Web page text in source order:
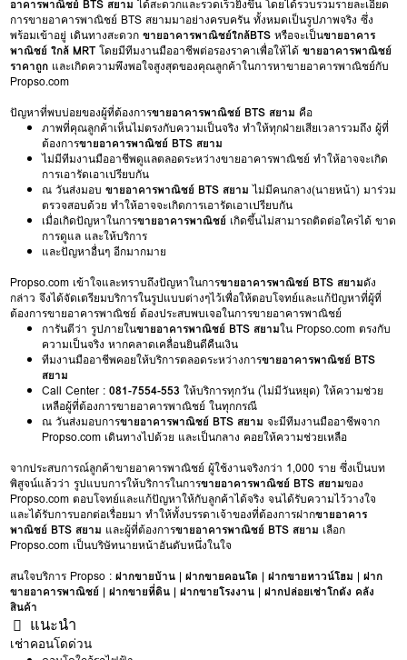
อาคารพาณิชย์ BTS สยาม ได้สะดวกและรวดเร็วยิ่งขึ้น โดยได้รวบรวมรายละเอียด
การขายอาคารพาณิชย์ BTS สยามมาอย่างครบครัน ทั้งหมดเป็นรูปภาพจริง ซึ่ง
พร้อมเข้าอยู่ เดินทางสะดวกขายอาคารพาณิชย์ใกล้BTS หรือจะเป็นขายอาคาร
พาณิชย์ ใกล้ MRT โดยมีทีมงานมืออาชีพต่อรองราคาเพื่อให้ได้ขายอาคารพาณิชย์
ราคาถูก และเกิดความพึงพอใจสูงสุดของคุณลูกค้าในการหาขายอาคารพาณิชย์กับ
Propso.com
ปัญหาที่พบบ่อยของผู้ที่ต้องการขายอาคารพาณิชย์ BTS สยาม คือ
ภาพที่คุณลูกค้าเห็นไม่ตรงกับความเป็นจริง ทำให้ทุกฝ่ายเสียเวลารวมถึง ผู้ที่
ต้องการขายอาคารพาณิชย์ BTS สยาม
ไม่มีทีมงานมืออาชีพดูแลตลอดระหว่างขายอาคารพาณิชย์ ทำให้อาจจะเกิด
การเอารัดเอาเปรียบกัน
ณ วันส่งมอบขายอาคารพาณิชย์ BTS สยาม ไม่มีคนกลาง(นายหน้า) มาร่วม
ตรวจสอบด้วย ทำให้อาจจะเกิดการเอารัดเอาเปรียบกัน
เมื่อเกิดปัญหาในการขายอาคารพาณิชย์ เกิดขึ้นไม่สามารถติดต่อใครได้ ขาด
การดูแล และให้บริการ
และปัญหาอื่นๆ อีกมากมาย
Propso.com เข้าใจและทราบถึงปัญหาในการขายอาคารพาณิชย์ BTS สยามดัง
กล่าว จึงได้จัดเตรียมบริการในรูปแบบต่างๆไว้เพื่อให้ตอบโจทย์และแก้ปัญหาที่ผู้ที่
ต้องการขายอาคารพาณิชย์ ต้องประสบพบเจอในการขายอาคารพาณิชย์
การันตีว่า รูปภายในขายอาคารพาณิชย์ BTS สยามใน Propso.com ตรงกับ
ความเป็นจริง หากคลาดเคลื่อนยินดีคืนเงิน
ทีมงานมืออาชีพคอยให้บริการตลอดระหว่างการขายอาคารพาณิชย์ BTS
สยาม
Call Center :081-7554-553 ให้บริการทุกวัน (ไม่มีวันหยุด) ให้ความช่วย
เหลือผู้ที่ต้องการขายอาคารพาณิชย์ ในทุกกรณี
ณ วันส่งมอบการขายอาคารพาณิชย์ BTS สยาม จะมีทีมงานมืออาชีพจาก
Propso.com เดินทางไปด้วย และเป็นกลาง คอยให้ความช่วยเหลือ
จากประสบการณ์ลูกค้าขายอาคารพาณิชย์ ผู้ใช้งานจริงกว่า 1,000 ราย ซึ่งเป็นบท
พิสูจน์แล้วว่า รูปแบบการให้บริการในการขายอาคารพาณิชย์ BTS สยามของ
Propso.com ตอบโจทย์และแก้ปัญหาให้กับลูกค้าได้จริง จนได้รับความไว้วางใจ
และได้รับการบอกต่อเรื่อยมา ทำให้ทั้งบรรดาเจ้าของที่ต้องการฝากขายอาคาร
พาณิชย์ BTS สยาม และผู้ที่ต้องการขายอาคารพาณิชย์ BTS สยาม เลือก
Propso.com เป็นบริษัทนายหน้าอันดับหนึ่งในใจ
สนใจบริการ Propso :ฝากขายบ้าน |ฝากขายคอนโด |ฝากขายทาวน์โฮม |ฝาก
ขายอาคารพาณิชย์ |ฝากขายที่ดิน |ฝากขายโรงงาน |ฝากปล่อยเช่าโกดัง คลัง
สินค้า
แนะนำ
เช่าคอนโดด่วน